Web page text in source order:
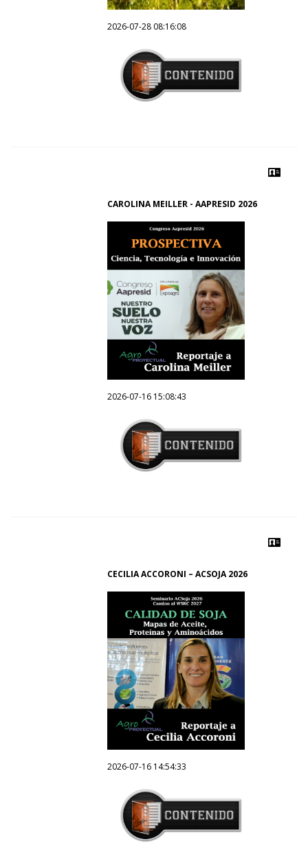
2026-07-28 08:16:08
CAROLINA MEILLER - AAPRESID 2026
2026-07-16 15:08:43
CECILIA ACCORONI – ACSOJA 2026
2026-07-16 14:54:33